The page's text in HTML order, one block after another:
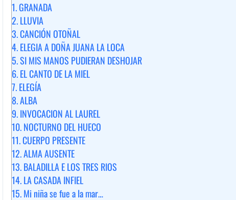
1.GRANADA
2.LLUVIA
3.CANCIÓN OTOÑAL
4.ELEGIA A DOÑA JUANA LA LOCA
5.SI MIS MANOS PUDIERAN DESHOJAR
6.EL CANTO DE LA MIEL
7.ELEGÍA
8.ALBA
9.INVOCACION AL LAUREL
10.NOCTURNO DEL HUECO
11.CUERPO PRESENTE
12.ALMA AUSENTE
13.BALADILLA E LOS TRES RIOS
14.LA CASADA INFIEL
15.Mi niña se fue a la mar…